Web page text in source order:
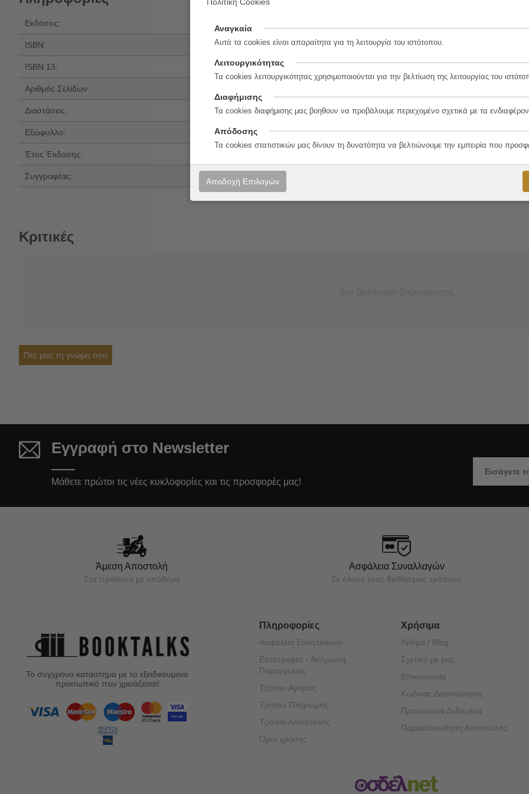
Εκδόσεις:
ISBN: 960-04-4623-7
ISBN 13: 978-960-04-4623-4
Αριθμός Σελίδων:
Διαστάσεις: 21x14
Εξώφυλλο: Μαλακό εξώφυλλο
Έτος Έκδοσης:
Συγγραφέας:
Κριτικές
Πες μας τη γνώμη σου
Εγγραφή στο Newsletter
Μάθετε πρώτοι τις νέες κυκλοφορίες και τις προσφορές μας!
Άμεση Αποστολή
Στα προϊόντα με απόθεμα
Ασφάλεια Συναλλαγών
Σε όλους τους διαθέσιμος τρόπους
Το σύγχρονο κατάστημα με το εξειδικευμένο
προσωπικό που χρειάζεσαι!
Πληροφορίες
Ασφάλεια Συναλλαγών
Επιστροφές - Ακύρωση
Παραγγελίας
Τρόποι Αγοράς
Τρόποι Πληρωμής
Τρόποι Αποστολής
Όροι χρήσης
Χρήσιμα
Άρθρα / Blog
Σχετικά με μας
Επικοινωνία
Κώδικας Δεοντολογίας
Προσωπικά Δεδομένα
Παρακολούθηση Αποστολής
Αναγκαία
Αυτά τα cookies είναι απαραίτητα για τη λειτουργία του ιστότοπου.
Λειτουργικότητας
Τα cookies λειτουργικότητας χρησιμοποιούνται για την βελτίωση της λειτουργίας του
Διαφήμισης
Τα cookies διαφήμισης μας βοηθουν να προβάλουμε περιεχομένο σχετικά με τα
Απόδοσης
Τα cookies στατιστικών μας δίνουν τη δυνατότητα να βελτιώνουμε την εμπειρία που
Αποδοχή Επιλογών